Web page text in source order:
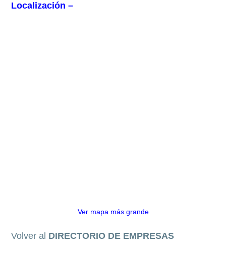
Localización –
Ver mapa más grande
Volver al DIRECTORIO DE EMPRESAS